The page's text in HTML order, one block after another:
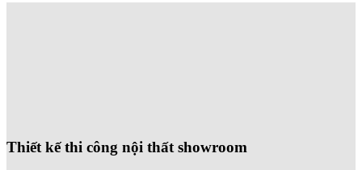
Thiết kế thi công nội thất showroom